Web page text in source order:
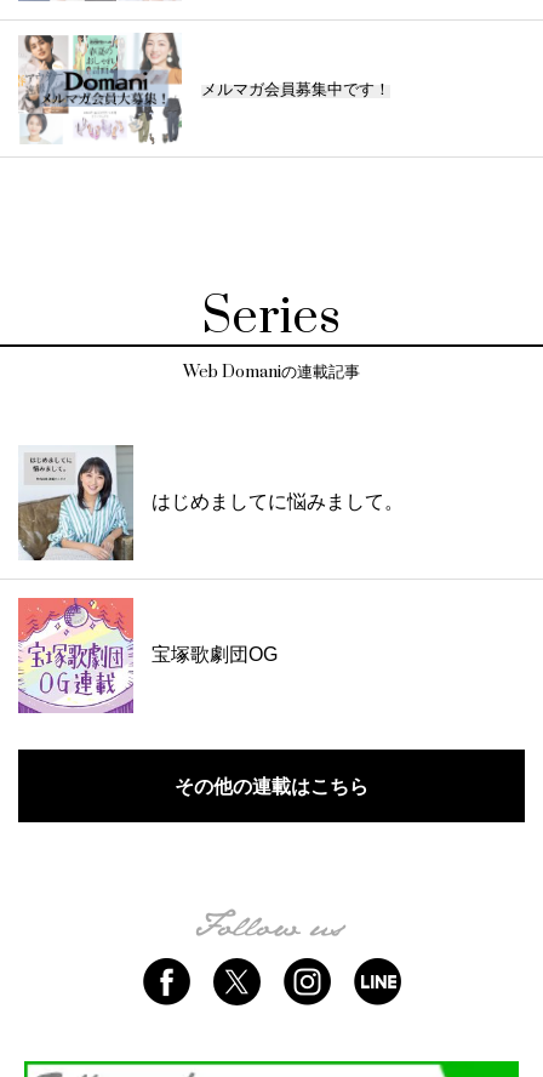
メルマガ会員募集中です！
Series
Web Domaniの連載記事
はじめましてに悩みまして。
宝塚歌劇団OG
その他の連載はこちら